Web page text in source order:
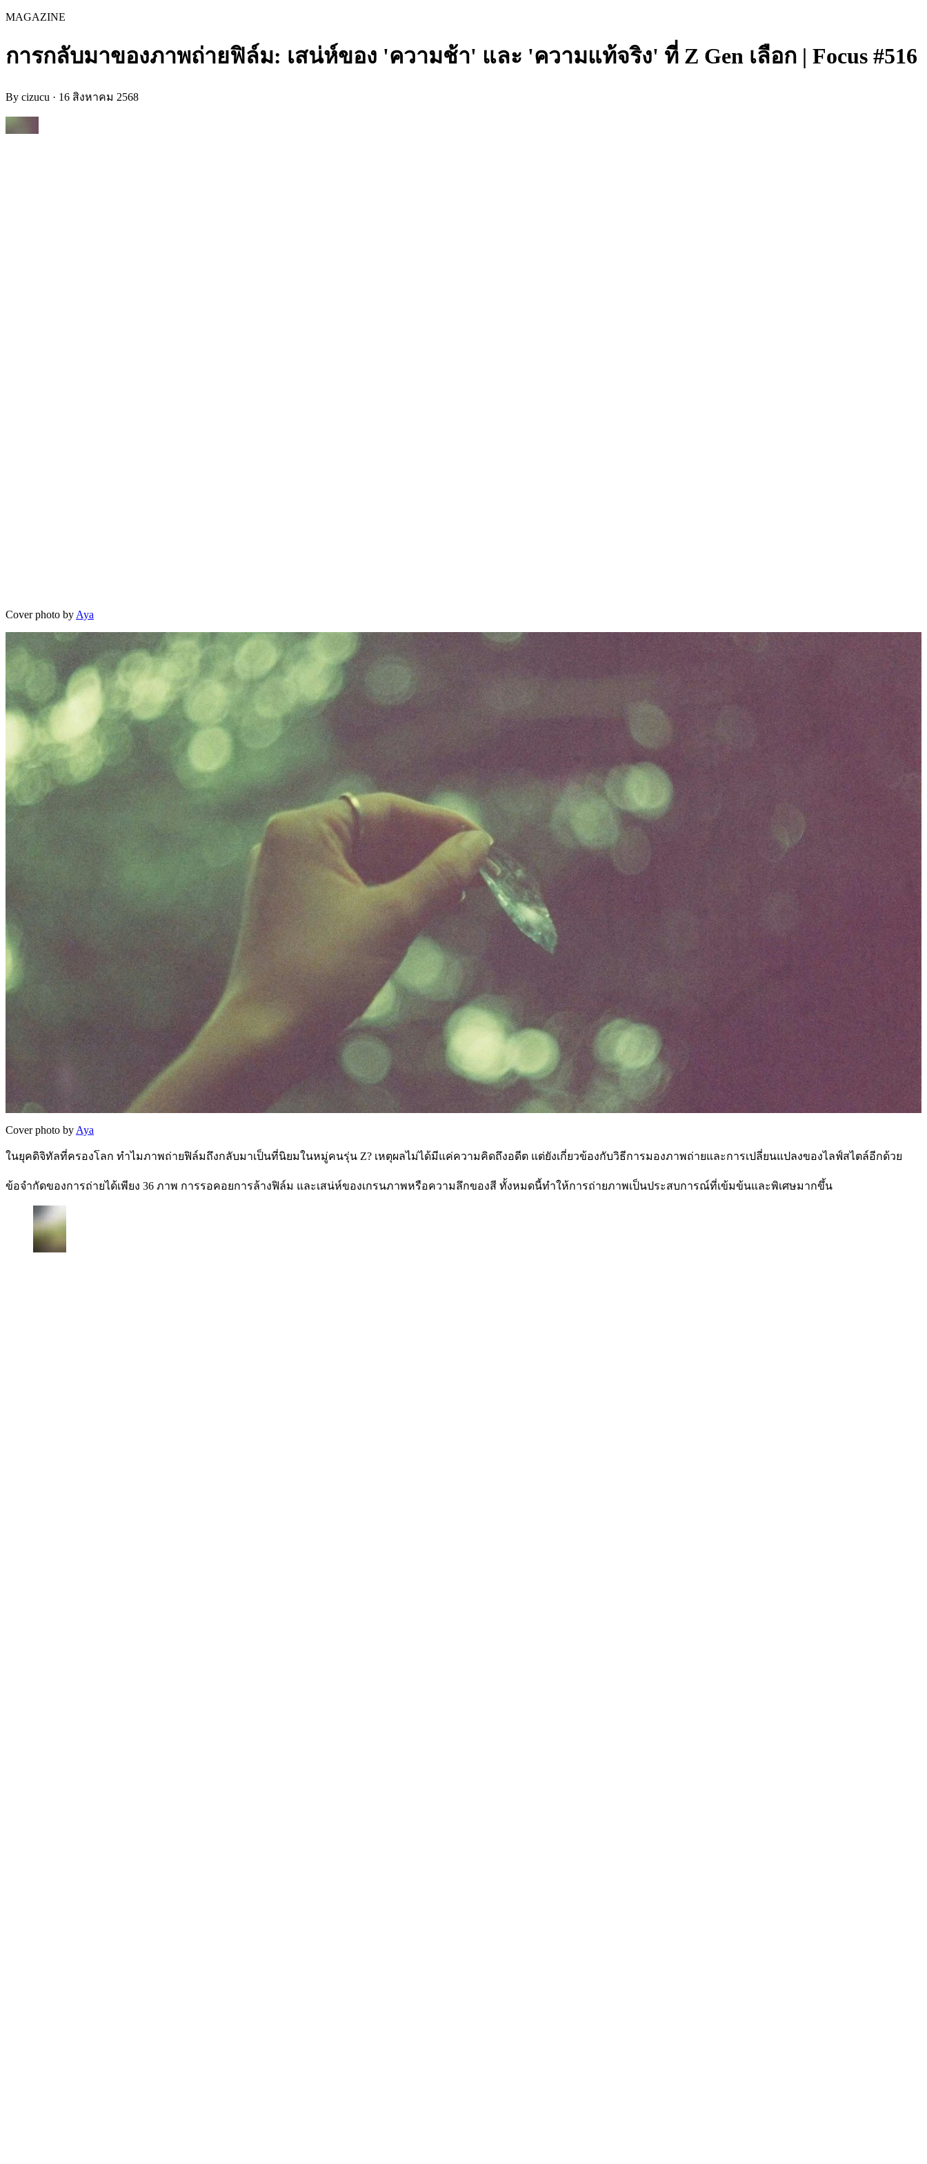
MAGAZINE
การกลับมาของภาพถ่ายฟิล์ม: เสน่ห์ของ 'ความช้า' และ 'ความแท้จริง' ที่ Z Gen เลือก | Focus #516
By cizucu · 16 สิงหาคม 2568
Cover photo by Aya
Cover photo by Aya
ในยุคดิจิทัลที่ครองโลก ทำไมภาพถ่ายฟิล์มถึงกลับมาเป็นที่นิยมในหมู่คนรุ่น Z? เหตุผลไม่ได้มีแค่ความคิดถึงอดีต แต่ยังเกี่ยวข้องกับวิธีการมองภาพถ่ายและการเปลี่ยนแปลงของไลฟ์สไตล์อีกด้วย
ข้อจำกัดของการถ่ายได้เพียง 36 ภาพ การรอคอยการล้างฟิล์ม และเสน่ห์ของเกรนภาพหรือความลึกของสี ทั้งหมดนี้ทำให้การถ่ายภาพเป็นประสบการณ์ที่เข้มข้นและพิเศษมากขึ้น